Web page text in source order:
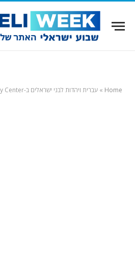
Home
» עברית ויהדות לבני ישראלים ב-Hebrew Discovery Center